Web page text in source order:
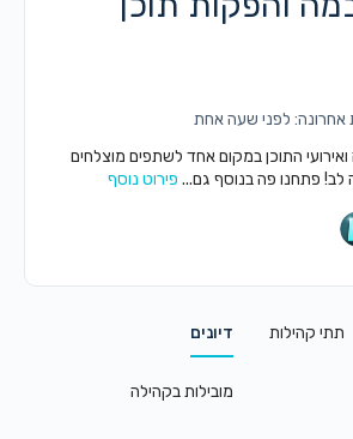
לפני שעה אחת
התוכן במקום אחד לשתפים מוצלחים
לב! פתחנו פה בנוסף גם...פירוט נוסף
תתי קהילות דיונים
מובילות בקהילה